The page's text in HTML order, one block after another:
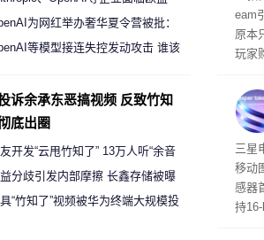
eam
原本
玩家
入
传
三星
移动
感器
持
智能法案》全新执法权限审查
为网红举办奢华夏令营被批：
元一晚 遭讽“反乌托邦”
等模型接连失控发动攻击 谁该
诉余承东恶搞视频 反致竹知
底出圈
开发“云甩竹知了” 13万人听“余音
分歧引发内部摩擦 长鑫存储被曝
为驻场工程师驱逐出研发基地
“竹知了”视频被华为终端大规模投